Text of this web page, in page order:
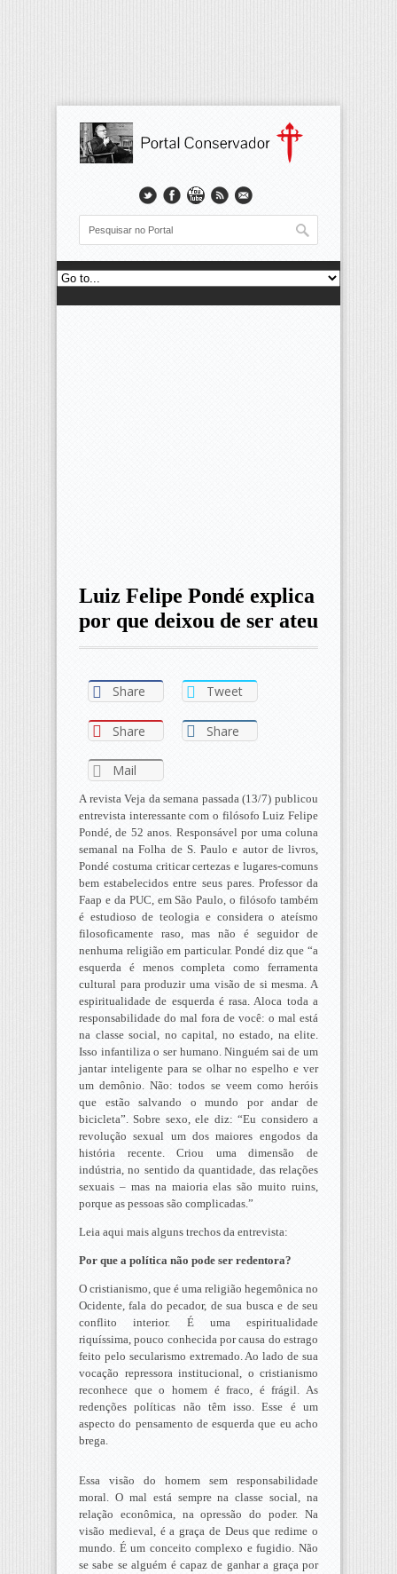
Luiz Felipe Pondé explica
por que deixou de ser ateu
Share Tweet
Share Share
Mail
A revista Veja da semana passada (13/7) publicou
entrevista interessante com o filósofo Luiz Felipe
Pondé, de 52 anos. Responsável por uma coluna
semanal na Folha de S. Paulo e autor de livros,
Pondé costuma criticar certezas e lugares-comuns
bem estabelecidos entre seus pares. Professor da
Faap e da PUC, em São Paulo, o filósofo também
é estudioso de teologia e considera o ateísmo
filosoficamente raso, mas não é seguidor de
nenhuma religião em particular. Pondé diz que “a
esquerda é menos completa como ferramenta
cultural para produzir uma visão de si mesma. A
espiritualidade de esquerda é rasa. Aloca toda a
responsabilidade do mal fora de você: o mal está
na classe social, no capital, no estado, na elite.
Isso infantiliza o ser humano. Ninguém sai de um
jantar inteligente para se olhar no espelho e ver
um demônio. Não: todos se veem como heróis
que estão salvando o mundo por andar de
bicicleta”. Sobre sexo, ele diz: “Eu considero a
revolução sexual um dos maiores engodos da
história recente. Criou uma dimensão de
indústria, no sentido da quantidade, das relações
sexuais – mas na maioria elas são muito ruins,
porque as pessoas são complicadas.”
Leia aqui mais alguns trechos da entrevista:
Por que a política não pode ser redentora?
O cristianismo, que é uma religião hegemônica no
Ocidente, fala do pecador, de sua busca e de seu
conflito interior. É uma espiritualidade
riquíssima, pouco conhecida por causa do estrago
feito pelo secularismo extremado. Ao lado de sua
vocação repressora institucional, o cristianismo
reconhece que o homem é fraco, é frágil. As
redenções políticas não têm isso. Esse é um
aspecto do pensamento de esquerda que eu acho
brega.
Essa visão do homem sem responsabilidade
moral. O mal está sempre na classe social, na
relação econômica, na opressão do poder. Na
visão medieval, é a graça de Deus que redime o
mundo. É um conceito complexo e fugidio. Não
se sabe se alguém é capaz de ganhar a graça por